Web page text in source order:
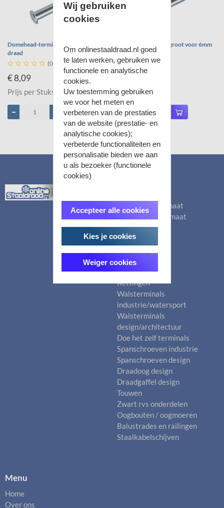
Domehead-terminal groot voor 5mm
draad
     (0)
€ 8,09
Prijs per Stuks
Domehead-terminal groot voor 6mm
draad
 (0)
Prijs per Stuks
Staalkabels op maat
Dyneemalijn op maat
Staalkabels
Kabelklemmen
Sluitingen
Haken
Kettingen
Walsterminals
industrie/watersport
Walsterminals
design/architectuur
Doe het zelf terminals
Spanschroeven industrie
Spanschroeven design
Draadoog design
Draadgaffel design
Touwen
Zwart rvs onderdelen
Oogbouten / oogmoeren
Balustrades en railingen
Staalkabelschijven
Menu
Home
Over ons
Wij gebruiken
cookies
Om onlinestaaldraad.nl goed
te laten werken, gebruiken we
functionele en analytische
cookies.
Uw toestemming gebruiken
we voor het meten en
verbeteren van de prestaties
van de website (prestatie- en
analytische cookies);
verbeterde functionaliteiten en
personalisatie bieden we aan
u als bezoeker (functionele
cookies)
Accepteer alle cookies
Kies je cookies
Weiger cookies